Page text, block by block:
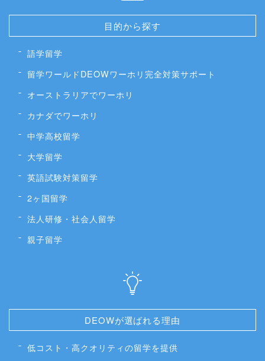
目的から探す
語学留学
留学ワールドDEOWワーホリ完全対策サポート
オーストラリアでワーホリ
カナダでワーホリ
中学高校留学
大学留学
英語試験対策留学
2ヶ国留学
法人研修・社会人留学
親子留学
DEOWが選ばれる理由
低コスト・高クオリティの留学を提供